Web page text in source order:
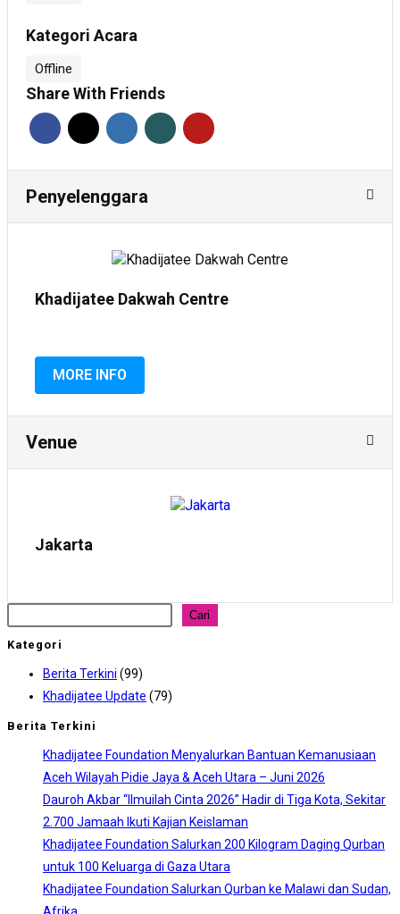
Kategori Acara
Offline
Share With Friends
Penyelenggara
Khadijatee Dakwah Centre
MORE INFO
Venue
Jakarta
Cari
Kategori
Berita Terkini (99)
Khadijatee Update (79)
Berita Terkini
Khadijatee Foundation Menyalurkan Bantuan Kemanusiaan
Aceh Wilayah Pidie Jaya & Aceh Utara – Juni 2026
Dauroh Akbar “Ilmuilah Cinta 2026” Hadir di Tiga Kota, Sekitar
2.700 Jamaah Ikuti Kajian Keislaman
Khadijatee Foundation Salurkan 200 Kilogram Daging Qurban
untuk 100 Keluarga di Gaza Utara
Khadijatee Foundation Salurkan Qurban ke Malawi dan Sudan,
Afrika